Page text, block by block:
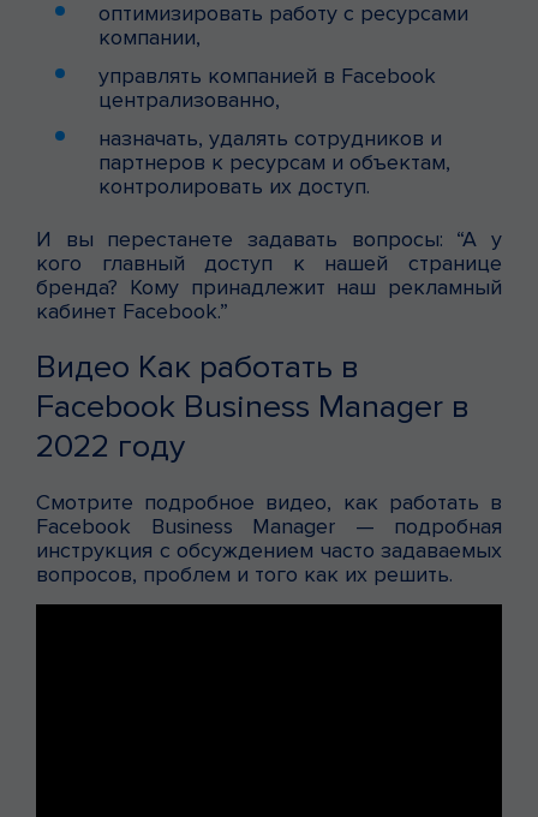
оптимизировать работу с ресурсами
компании,
управлять компанией в Facebook
централизованно,
назначать, удалять сотрудников и
партнеров к ресурсам и объектам,
контролировать их доступ.
И вы перестанете задавать вопросы: “А у
кого главный доступ к нашей странице
бренда? Кому принадлежит наш рекламный
кабинет Facebook.”
Видео Как работать в
Facebook Business Manager в
2022 году
Смотрите подробное видео, как работать в
Facebook Business Manager — подробная
инструкция с обсуждением часто задаваемых
вопросов, проблем и того как их решить.